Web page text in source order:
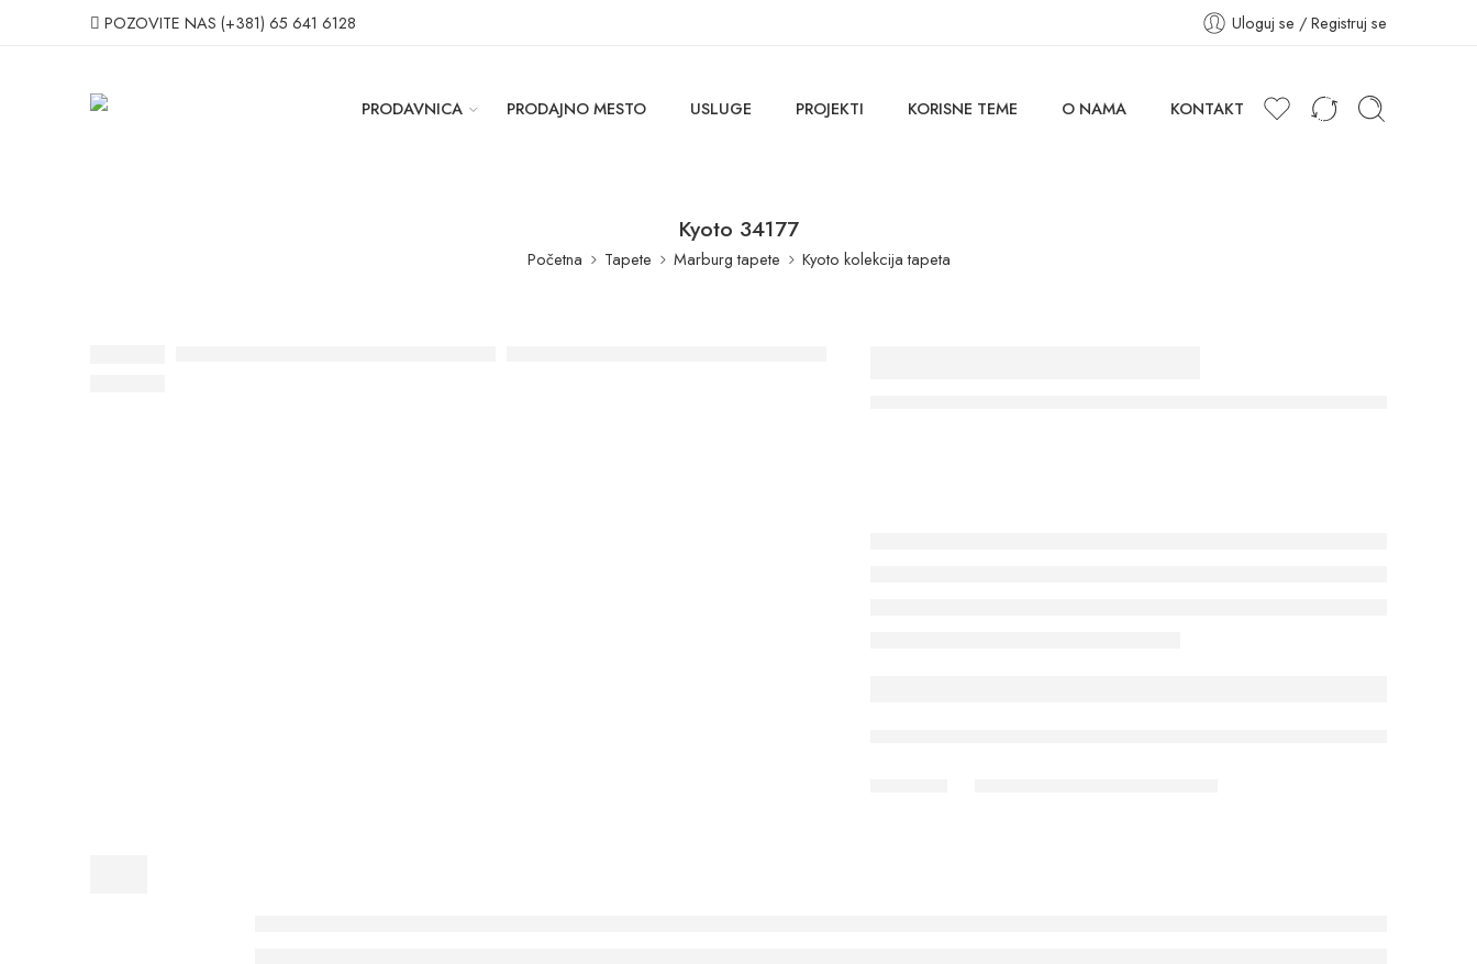
POZOVITE NAS (+381) 65 641 6128 Uloguj se / Registruj se
PRODAVNICA PRODAJNO MESTO USLUGE PROJEKTI KORISNE TEME O NAMA KONTAKT
Kyoto 34177
Početna Tapete Marburg tapete Kyoto kolekcija tapeta